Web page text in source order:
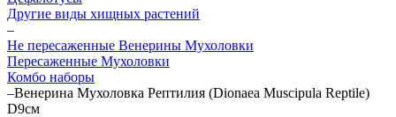
Другие виды хищных растений
–
Не пересаженные Венерины Мухоловки
Пересаженные Мухоловки
Комбо наборы
–Венерина Мухоловка Рептилия (Dionaea Muscipula Reptile)
D9см